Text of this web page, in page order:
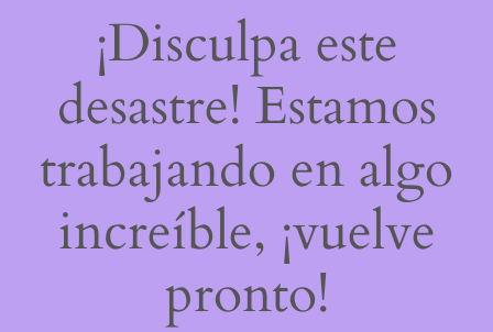
¡Disculpa este
desastre! Estamos
trabajando en algo
increíble, ¡vuelve
pronto!